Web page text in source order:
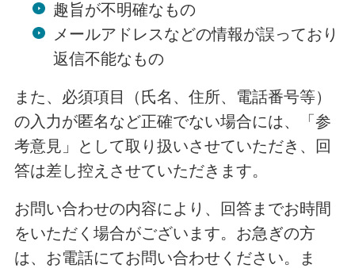
趣旨が不明確なもの
メールアドレスなどの情報が誤っており
返信不能なもの
また、必須項目（氏名、住所、電話番号等）
の入力が匿名など正確でない場合には、「参
考意見」として取り扱いさせていただき、回
答は差し控えさせていただきます。
お問い合わせの内容により、回答までお時間
をいただく場合がございます。お急ぎの方
は、お電話にてお問い合わせください。ま